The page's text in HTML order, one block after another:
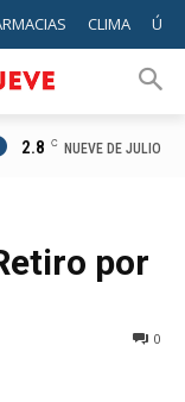
CLIMA
2.8 C NUEVE DE JULIO
por
0